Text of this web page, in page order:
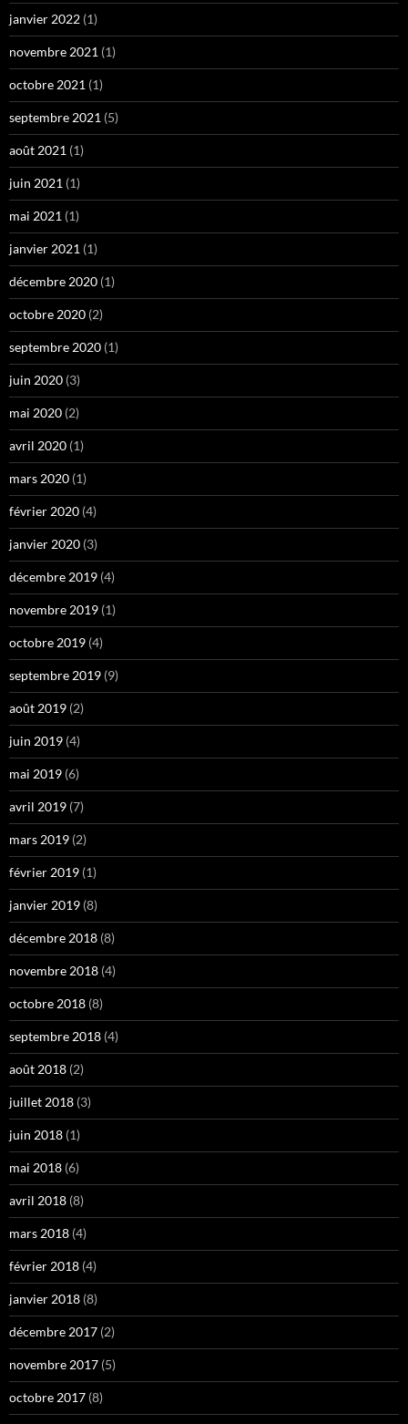
janvier 2022 (1)
novembre 2021 (1)
octobre 2021 (1)
septembre 2021 (5)
août 2021 (1)
juin 2021 (1)
mai 2021 (1)
janvier 2021 (1)
décembre 2020 (1)
octobre 2020 (2)
septembre 2020 (1)
juin 2020 (3)
mai 2020 (2)
avril 2020 (1)
mars 2020 (1)
février 2020 (4)
janvier 2020 (3)
décembre 2019 (4)
novembre 2019 (1)
octobre 2019 (4)
septembre 2019 (9)
août 2019 (2)
juin 2019 (4)
mai 2019 (6)
avril 2019 (7)
mars 2019 (2)
février 2019 (1)
janvier 2019 (8)
décembre 2018 (8)
novembre 2018 (4)
octobre 2018 (8)
septembre 2018 (4)
août 2018 (2)
juillet 2018 (3)
juin 2018 (1)
mai 2018 (6)
avril 2018 (8)
mars 2018 (4)
février 2018 (4)
janvier 2018 (8)
décembre 2017 (2)
novembre 2017 (5)
octobre 2017 (8)